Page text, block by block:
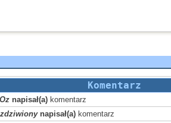
Komentarz
Oz napisał(a) komentarz
zdziwionynapisał(a) komentarz